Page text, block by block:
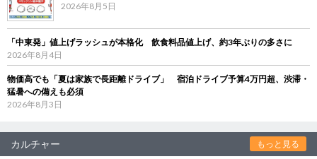
2026年8月5日
「中東発」値上げラッシュが本格化 飲食料品値上げ、約3年ぶりの多さに
2026年8月4日
物価高でも「夏は家族で長距離ドライブ」 宿泊ドライブ予算4万円超、渋滞・
猛暑への備えも必須
2026年8月3日
カルチャー もっと見る